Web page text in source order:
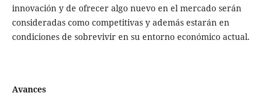
innovación y de ofrecer algo nuevo en el mercado serán
consideradas como competitivas y además estarán en
condiciones de sobrevivir en su entorno económico actual.
Avances